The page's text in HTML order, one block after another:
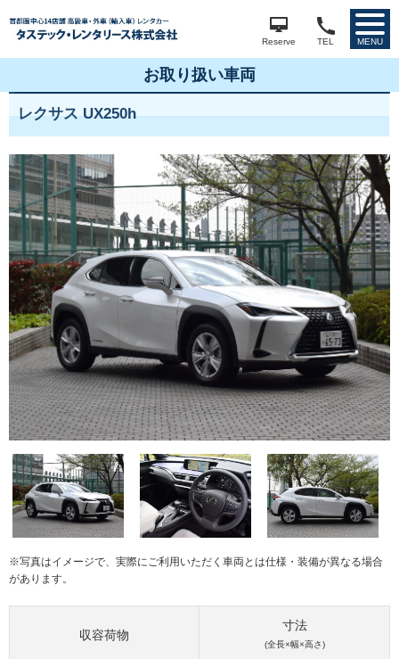
Reserve TEL MENU
お取り扱い車両
レクサス UX250h
※写真はイメージで、実際にご利用いただく車両とは仕様・装備が異なる場合
があります。
収容荷物
寸法
(全長×幅×高さ)